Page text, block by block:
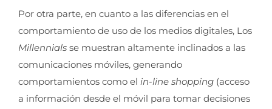
Por otra parte, en cuanto a las diferencias en el
comportamiento de uso de los medios digitales, Los
Millennials se muestran altamente inclinados a las
comunicaciones móviles, generando
comportamientos como el in-line shopping (acceso
a información desde el móvil para tomar decisiones